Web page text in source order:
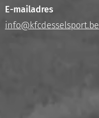
E-mailadres
info@kfcdesselsport.be